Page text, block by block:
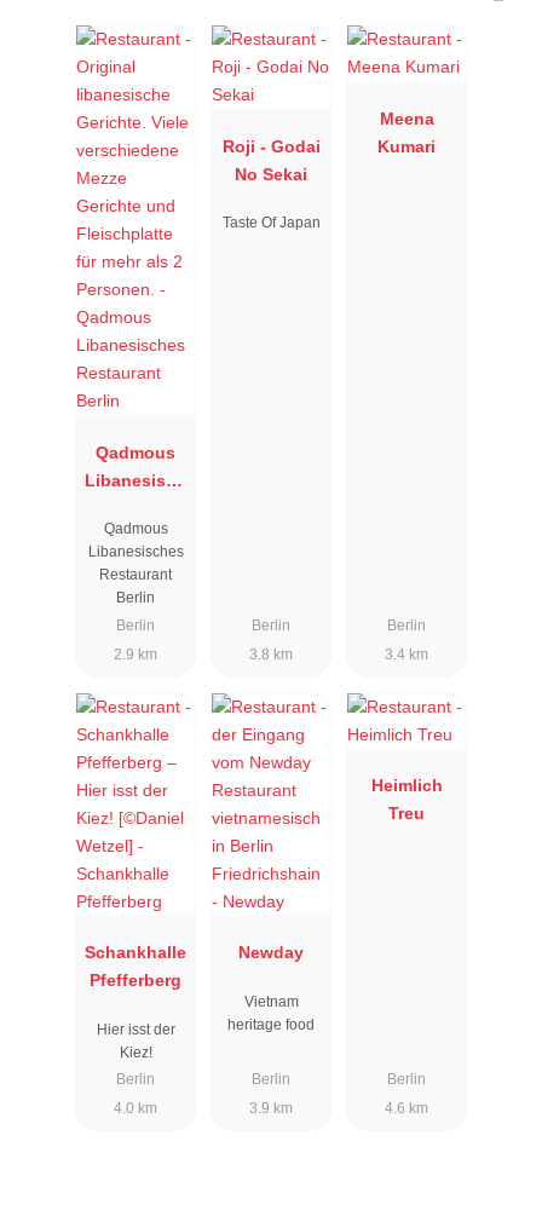
Qadmous
Libanesisch
Restaurant
Qadmous
Libanesisches
Restaurant
Berlin
Berlin
2.9 km
Roji - Godai
No Sekai
Taste Of Japan
Berlin
3.8 km
Meena
Kumari
Berlin
3.4 km
Schankhalle
Pfefferberg
Hier isst der
Kiez!
Berlin
4.0 km
Newday
Vietnam
heritage food
Berlin
3.9 km
Heimlich
Treu
Berlin
4.6 km